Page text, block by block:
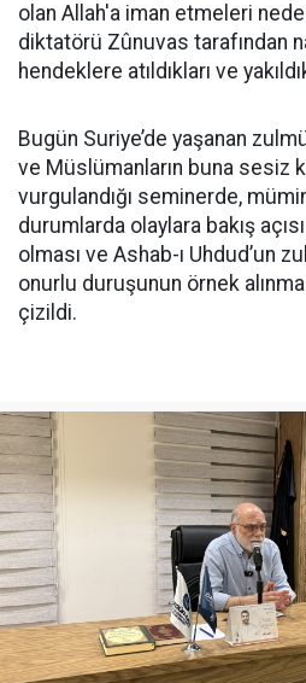
olan Allah'a iman etmeleri
diktatörü Zûnuvas tarafından
hendeklere atıldıkları ve
Bugün Suriye’de yaşanan
ve Müslümanların buna sesiz
vurgulandığı seminerde,
durumlarda olaylara bakış
olması ve Ashab-ı Uhdud’un
onurlu duruşunun örnek
çizildi.